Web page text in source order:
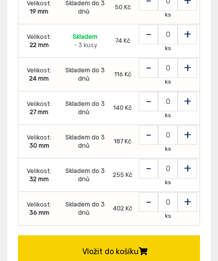
Velikost:
19 mm
Skladem do 3
dnů
50 Kč
ks
Velikost:
22 mm
Skladem
- 3 kusy
74 Kč - +
ks
Velikost:
24 mm
Skladem do 3
dnů
116 Kč - +
ks
Velikost:
27 mm
Skladem do 3
dnů
140 Kč - +
ks
Velikost:
30 mm
Skladem do 3
dnů
187 Kč - +
ks
Velikost:
32 mm
Skladem do 3
dnů
255 Kč - +
ks
Velikost:
36 mm
Skladem do 3
dnů
402 Kč - +
ks
Vložit do košíku